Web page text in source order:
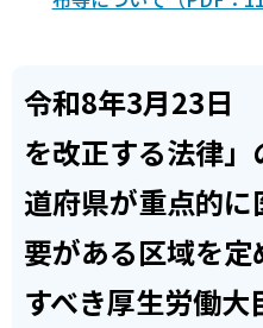
令和8年3月23日
を改正する法律
道府県が重点的
要がある区域を
すべき厚生労働